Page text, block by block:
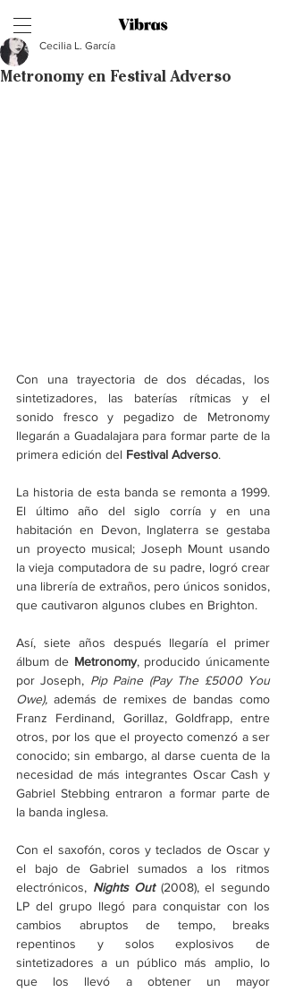
Metronomy en Festival Adverso
Cecilia L. García
Con una trayectoria de dos décadas, los
sintetizadores, las baterías rítmicas y el
sonido fresco y pegadizo de Metronomy
llegarán a Guadalajara para formar parte de la
primera edición del Festival Adverso.
La historia de esta banda se remonta a 1999.
El último año del siglo corría y en una
habitación en Devon, Inglaterra se gestaba
un proyecto musical; Joseph Mount usando
la vieja computadora de su padre, logró crear
una librería de extraños, pero únicos sonidos,
que cautivaron algunos clubes en Brighton.
Así, siete años después llegaría el primer
álbum de Metronomy, producido únicamente
por Joseph, Pip Paine (Pay The £5000 You
Owe), además de remixes de bandas como
Franz Ferdinand, Gorillaz, Goldfrapp, entre
otros, por los que el proyecto comenzó a ser
conocido; sin embargo, al darse cuenta de la
necesidad de más integrantes Oscar Cash y
Gabriel Stebbing entraron a formar parte de
la banda inglesa.
Con el saxofón, coros y teclados de Oscar y
el bajo de Gabriel sumados a los ritmos
electrónicos, Nights Out (2008), el segundo
LP del grupo llegó para conquistar con los
cambios abruptos de tempo, breaks
repentinos y solos explosivos de
sintetizadores a un público más amplio, lo
que los llevó a obtener un mayor